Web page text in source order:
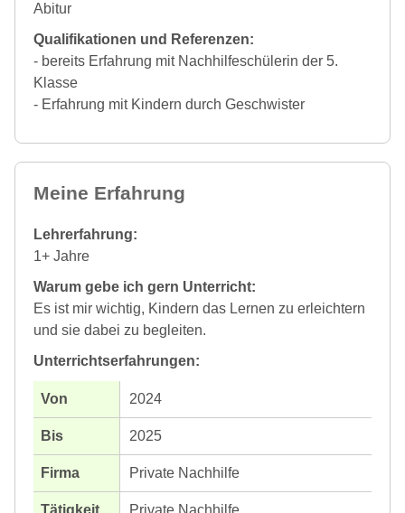
Abitur
Qualifikationen und Referenzen:
- bereits Erfahrung mit Nachhilfeschülerin der 5.
Klasse
- Erfahrung mit Kindern durch Geschwister
Meine Erfahrung
Lehrerfahrung:
1+ Jahre
Warum gebe ich gern Unterricht:
Es ist mir wichtig, Kindern das Lernen zu erleichtern
und sie dabei zu begleiten.
Unterrichtserfahrungen:
2024
2025
Private Nachhilfe